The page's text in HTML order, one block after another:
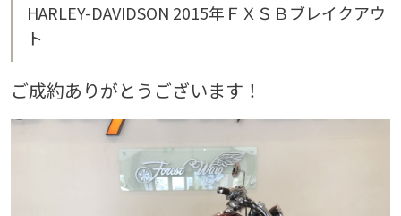
HARLEY-DAVIDSON 2015年ＦＸＳＢブレイクアウ
ト
ご成約ありがとうございます！